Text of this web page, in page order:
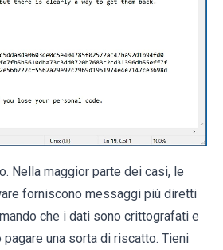
Nella maggior parte dei casi, le
forniscono messaggi più diretti
che i dati sono crittografati e
una sorta di riscatto. Tieni